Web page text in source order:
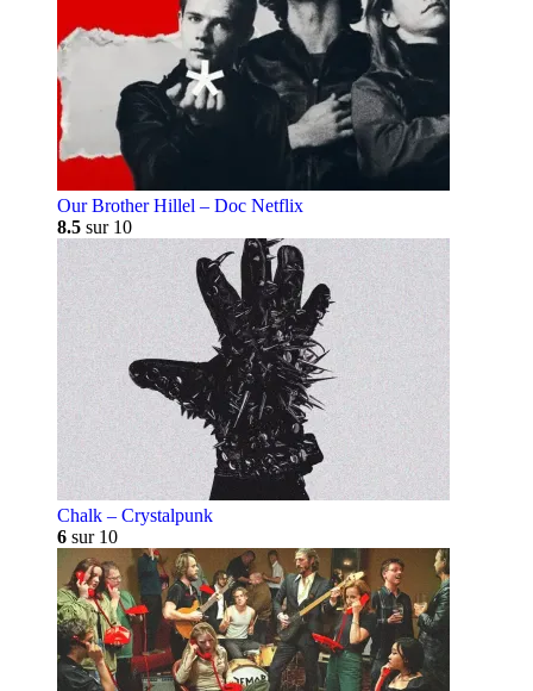
Our Brother Hillel – Doc Netflix
8.5 sur 10
Chalk – Crystalpunk
6 sur 10